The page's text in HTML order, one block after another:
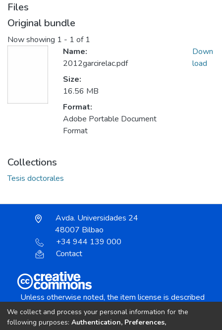
Files
Original bundle
Now showing 1 - 1 of 1
Name:
2012garcirelac.pdf
Size:
16.56 MB
Format:
Adobe Portable Document
Format
Down
load
Collections
Tesis doctorales
Avda. Universidades 24
48007 Bilbao
+34 944 139 000
Contact
Unless otherwise noted, the item license is described
Creative Commons Attribution-NonCommercial-
We collect and process your personal information for the
following purposes: Authentication, Preferences,